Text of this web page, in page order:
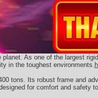
As one of the largest
in the toughest environments.
tons. Its robust frame and
for comfort and safety